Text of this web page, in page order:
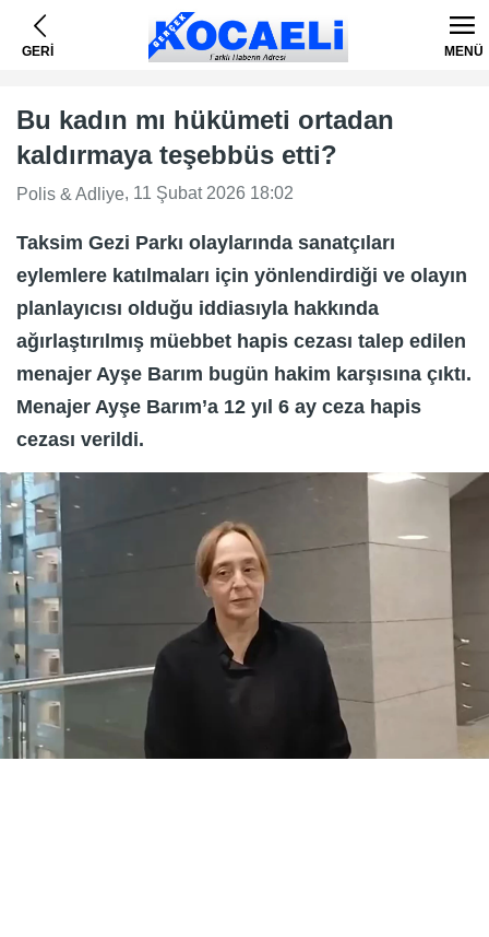
GERİ MENÜ
Bu kadın mı hükümeti ortadan
kaldırmaya teşebbüs etti?
Polis & Adliye, 11 Şubat 2026 18:02
Taksim Gezi Parkı olaylarında sanatçıları
eylemlere katılmaları için yönlendirdiği ve olayın
planlayıcısı olduğu iddiasıyla hakkında
ağırlaştırılmış müebbet hapis cezası talep edilen
menajer Ayşe Barım bugün hakim karşısına çıktı.
Menajer Ayşe Barım’a 12 yıl 6 ay ceza hapis
cezası verildi.